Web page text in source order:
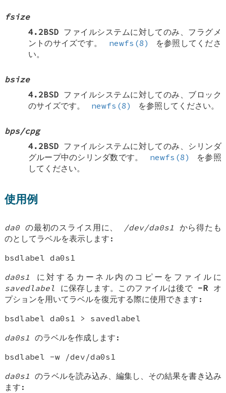
fsize
4.2BSDファイルシステムに対してのみ、フラグメ
ントのサイズです。
newfs(8)
を参照してくださ
い。
bsize
4.2BSDファイルシステムに対してのみ、ブロック
のサイズです。
newfs(8) を参照してください。
bps/cpg
4.2BSDファイルシステムに対してのみ、シリンダ
グループ中のシリンダ数です。
newfs(8)
を参照
してください。
使用例
da0 の最初のスライス用に、 /dev/da0s1 から得たも
のとしてラベルを表示します:
bsdlabel da0s1
da0s1 に対するカーネル内のコピーをファイルに
savedlabel
に保存します。このファイルは後で -R オ
プションを用いてラベルを復元する際に使用できます:
bsdlabel da0s1 > savedlabel
da0s1 のラベルを作成します:
bsdlabel -w /dev/da0s1
da0s1 のラベルを読み込み、編集し、その結果を書き込み
ます: